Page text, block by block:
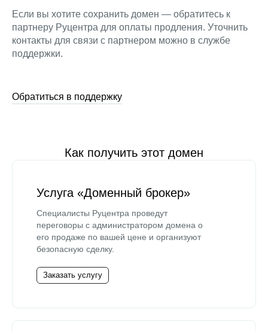
Если вы хотите сохранить домен — обратитесь к
партнеру Руцентра для оплаты продления. Уточнить
контакты для связи с партнером можно в службе
поддержки.
Обратиться в поддержку
Как получить этот домен
Услуга «Доменный брокер»
Специалисты Руцентра проведут
переговоры с администратором домена о
его продаже по вашей цене и организуют
безопасную сделку.
Заказать услугу